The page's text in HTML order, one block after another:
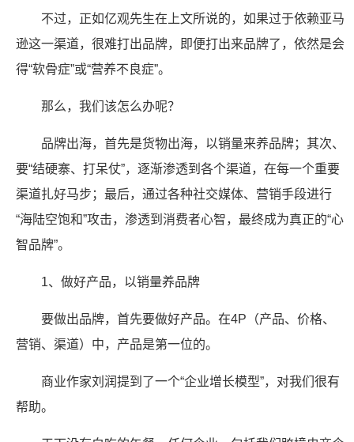
不过，正如亿观先生在上文所说的，如果过于依赖亚马
逊这一渠道，很难打出品牌，即便打出来品牌了，依然是会
得“软骨症”或“营养不良症”。
那么，我们该怎么办呢？
品牌出海，首先是货物出海，以销量来养品牌；其次、
要“结硬寨、打呆仗”，逐渐渗透到各个渠道，在每一个重要
渠道扎好马步；最后，通过各种社交媒体、营销手段进行
“海陆空饱和”攻击，渗透到消费者心智，最终成为真正的“心
智品牌”。
1、做好产品，以销量养品牌
要做出品牌，首先要做好产品。在4P（产品、价格、
营销、渠道）中，产品是第一位的。
商业作家刘润提到了一个“企业增长模型”，对我们很有
帮助。